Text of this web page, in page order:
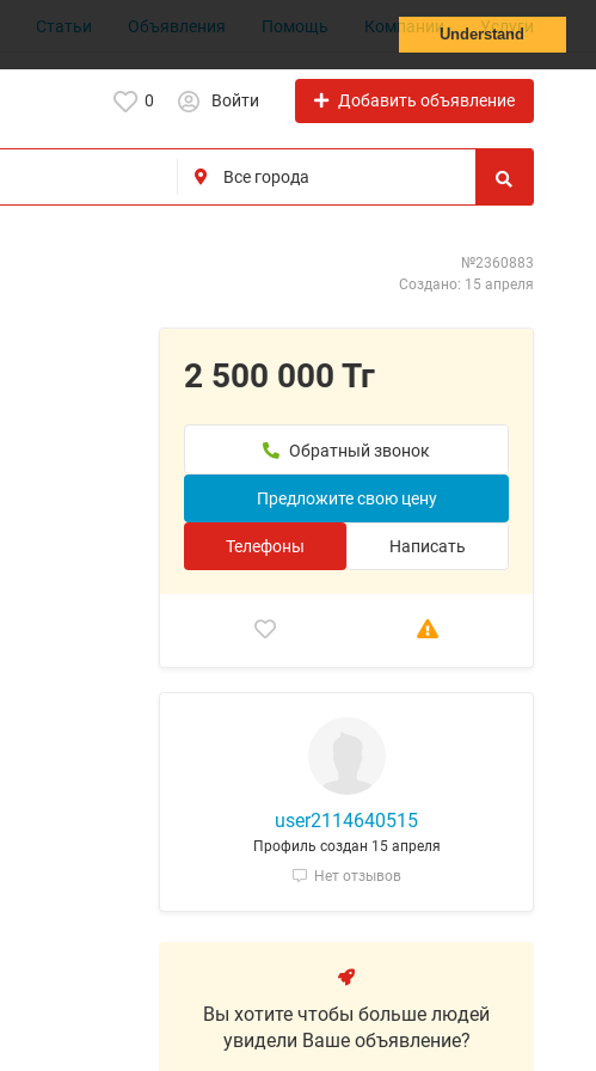
Understand
Статьи Объявления Помощь Компании Услуги
0 Войти Добавить объявление
№2360883
Создано: 15 апреля
2 500 000 Тг
Обратный звонок
Предложите свою цену
Телефоны Написать
user2114640515
Профиль создан 15 апреля
Нет отзывов
Вы хотите чтобы больше людей
увидели Ваше объявление?